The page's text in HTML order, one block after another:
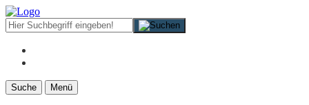
Suche Menü